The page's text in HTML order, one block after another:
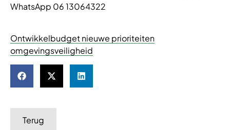
WhatsApp 06 13064322
Ontwikkelbudget nieuwe prioriteiten
omgevingsveiligheid
Terug